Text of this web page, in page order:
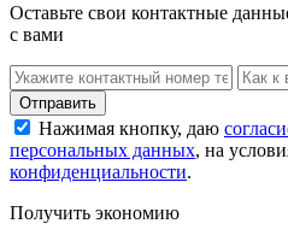
Оставьте свои контактные
с вами
Нажимая кнопку, даю
персональных данных, на
конфиденциальности.
Получить экономию